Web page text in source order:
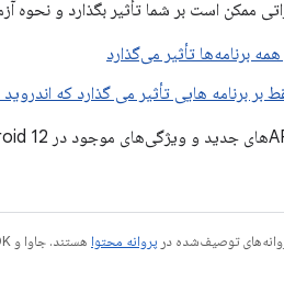
ممکن است بر شما تأثیر بگذارد و نحوه
برنامه‌ها تأثیر می‌گذارد
هایی تأثیر می گذارد که اندروید 12 را هدف قرار می دهند
توصیف‌شده در پروانه محتوا